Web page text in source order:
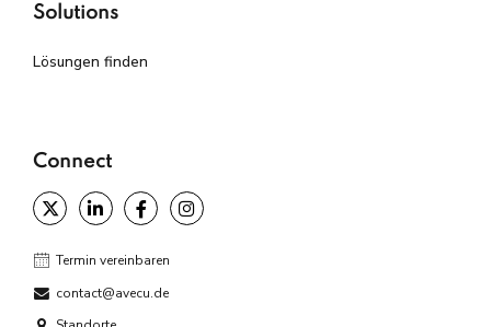
Solutions
Lösungen finden
Connect
Termin vereinbaren
contact@avecu.de